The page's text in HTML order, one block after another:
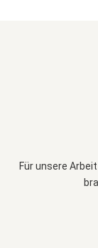
Für unsere